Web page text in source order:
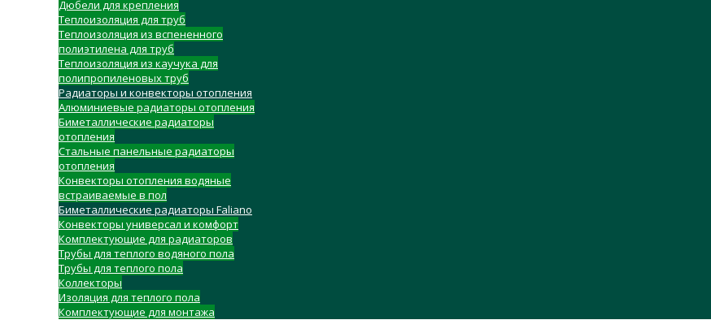
Дюбели для крепления
Теплоизоляция для труб
Теплоизоляция из вспененного
полиэтилена для труб
Теплоизоляция из каучука для
полипропиленовых труб
Радиаторы и конвекторы отопления
Алюминиевые радиаторы отопления
Биметаллические радиаторы
отопления
Стальные панельные радиаторы
отопления
Конвекторы отопления водяные
встраиваемые в пол
Биметаллические радиаторы Faliano
Конвекторы универсал и комфорт
Комплектующие для радиаторов
Трубы для теплого водяного пола
Трубы для теплого пола
Коллекторы
Изоляция для теплого пола
Комплектующие для монтажа